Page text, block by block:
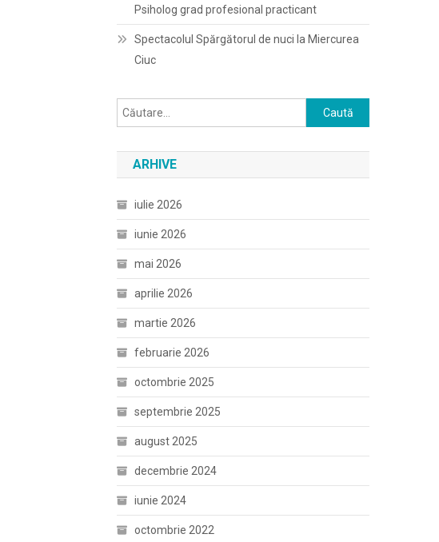
Psiholog grad profesional practicant
Spectacolul Spărgătorul de nuci la Miercurea
Ciuc
Caută
după:
ARHIVE
iulie 2026
iunie 2026
mai 2026
aprilie 2026
martie 2026
februarie 2026
octombrie 2025
septembrie 2025
august 2025
decembrie 2024
iunie 2024
octombrie 2022